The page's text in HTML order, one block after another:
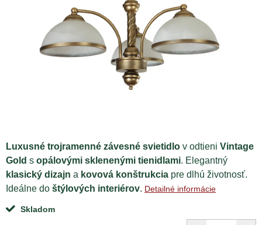
Luxusné trojramenné závesné svietidlo v odtieni Vintage
Gold s opálovými sklenenými tienidlami. Elegantný
klasický dizajn a kovová konštrukcia pre dlhú životnosť.
Ideálne do štýlových interiérov. Detailné informácie
Skladom